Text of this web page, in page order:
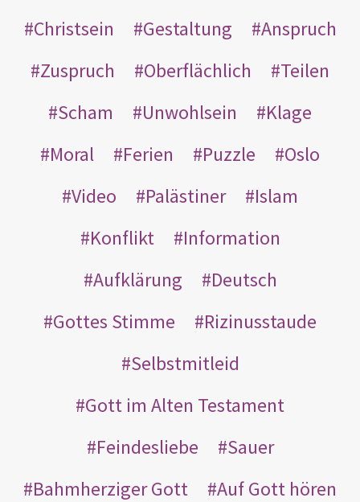
Christsein
Gestaltung
Anspruch
Zuspruch
Oberflächlich
Teilen
Scham
Unwohlsein
Klage
Moral
Ferien Puzzle
Oslo
Video
Palästiner
Islam
Konflikt
Information
Aufklärung
Deutsch
Gottes Stimme
Rizinusstaude
Selbstmitleid
Gott im Alten Testament
Feindesliebe
Sauer
Bahmherziger Gott
Auf Gott hören